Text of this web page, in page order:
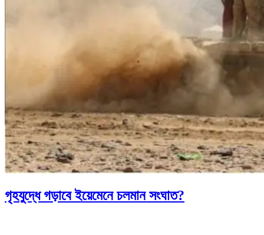
গৃহযুদ্ধে গড়াবে ইয়েমেনে চলমান সংঘাত?